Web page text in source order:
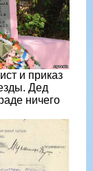
и приказ
Дед
ничего